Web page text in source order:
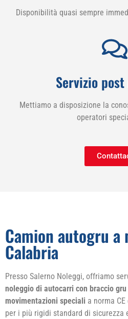
Disponibilità quasi sempre
Servizio
Mettiamo a disposizione la
operatori
Camion autogru a
Calabria
Presso Salerno Noleggi, offriamo
noleggio di autocarri con braccio
movimentazioni speciali a norma
per i più rigidi standard di sicurezza